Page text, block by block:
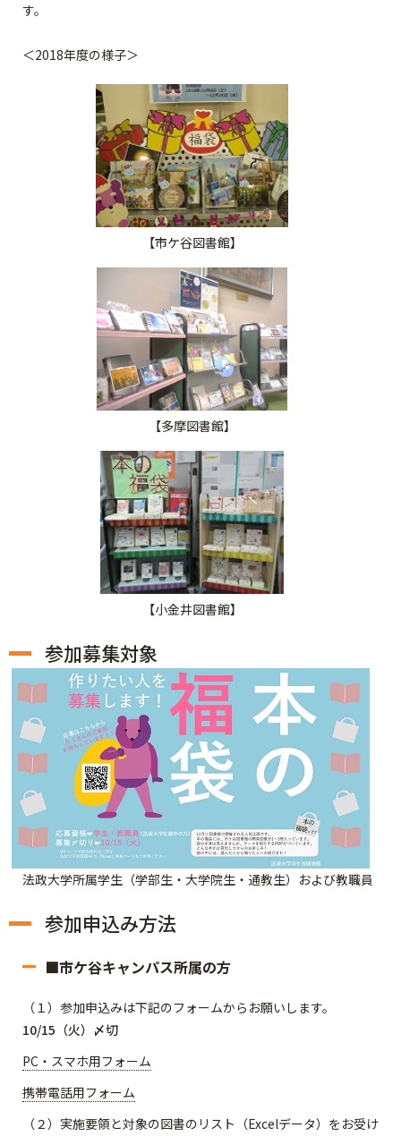
す。
＜2018年度の様子＞
【市ケ谷図書館】
【多摩図書館】
【小金井図書館】
参加募集対象
法政大学所属学生（学部生・大学院生・通教生）および教職員
参加申込み方法
■市ケ谷キャンパス所属の方
（１）参加申込みは下記のフォームからお願いします。
10/15（火）〆切
PC・スマホ用フォーム
携帯電話用フォーム
（２）実施要領と対象の図書のリスト（Excelデータ）をお受け